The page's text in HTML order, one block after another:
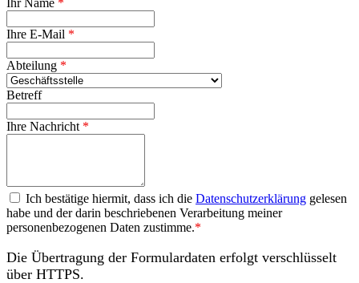
Ihr Name *
Ihre E-Mail *
Abteilung *
Betreff
Ihre Nachricht *
Datenschutzerklärung
Ich bestätige hiermit, dass ich die Datenschutzerklärung gelesen
habe und der darin beschriebenen Verarbeitung meiner
personenbezogenen Daten zustimme.*
Die Übertragung der Formulardaten erfolgt verschlüsselt
über HTTPS.